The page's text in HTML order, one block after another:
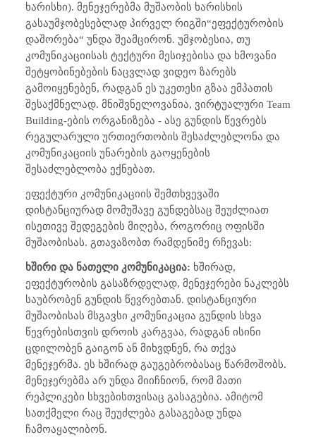
ხარისხი). მენეჯერებმა მუშაობის ხარისხის
გასაუმჯობესებლად პირველ რიგში“ეფექტურობის
დაშორება“ უნდა შეამცირონ. უმჯობესია, თუ
კომუნიკაციისას ტექტური მესიჯებისა და ხმოვანი
შეტყობინებების ნაცვლად ვიდეო ზარებს
გამოიყენებენ, რადგან ეს უკეთესი გზაა ემპათის
შესაქმნელად. მნიშვნელოვანია, ვირტუალური Team
Building-ების ორგანიზება - ასე გუნდის წევრებს
რეგულარული ურთიერთობის შესაძლებლონა და
კომუნიკაციის უნარების გაოყენების
შესაძლებლობა ექნებათ.
ეფექტური კომუნიკაციის შემთხვევაში
დისტანციურად მომუშავე გუნდებსაც შეუძლიათ
ისეთივე შედეგების მიღება, როგორიც ოფისში
მუშაობისას. გთავაზობთ რამდენიმე რჩევას:
ხშირი და ნათელი კომუნიკაცია: ხშირად,
ეფექტურობის გასაზრდელად, მენეჯერები ნაკლებს
საუბრობენ გუნდის წევრებთან. დისტანციური
მუშაობისას მსგავსი კომუნიკაცია გუნდის სხვა
წევრებისთვის დროის კარგვაა, რადგან ისინი
ცდილობენ გაიგონ ან მიხვდნენ, რა თქვა
მენეჯერმა. ეს ხშირად გაუგებრობასაც წარმოშობს.
მენეჯერებმა არ უნდა მიიჩნიონ, რომ მათი
რეპლიკები სხვებისთვისაც გასაგებია. ამიტომ
სათქმელი რაც შეუძლება გასაგებად უნდა
ჩამოაყალიბონ.